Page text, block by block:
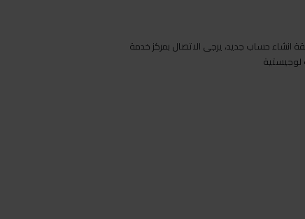
انشاء حساب جديد، يرجى الاتصال بمركز خدمة